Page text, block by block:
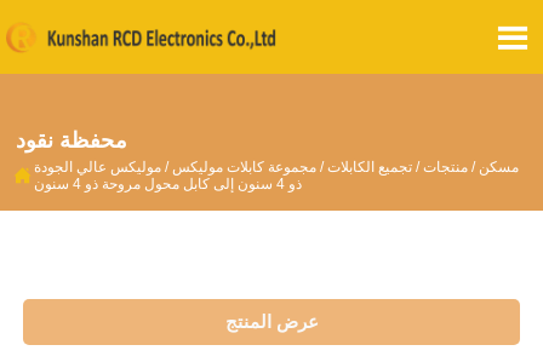

محفظة نقود
 مسكن / منتجات/ تجميع الكابلات/ مجموعة كابلات موليكس / موليكس عالي الجودة
ذو 4 سنون إلى كابل محول مروحة ذو 4 سنون
عرض المنتج